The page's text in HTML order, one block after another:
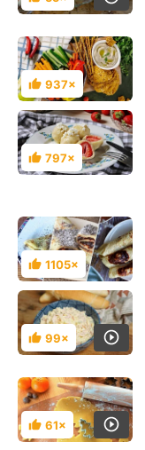
Hodnocení
937×
Hodnocení
797×
Hodnocení
1105×
Hodnocení
99×
Hodnocení
61×